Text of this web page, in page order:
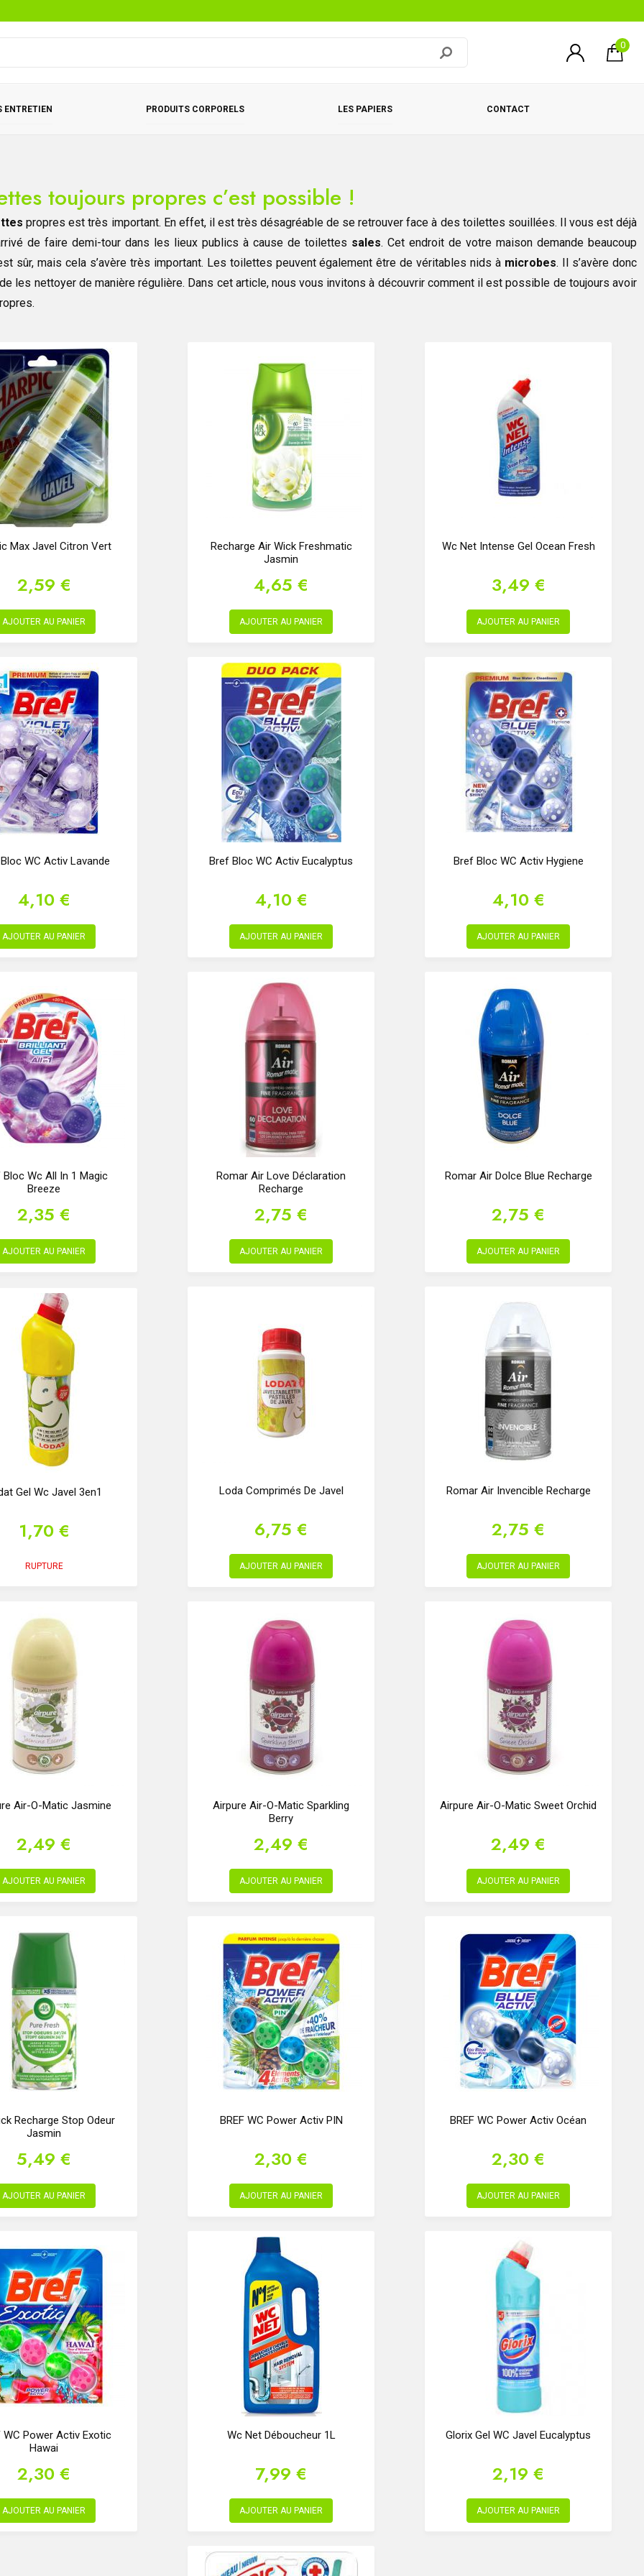
0
ENTRETIEN PRODUITS CORPORELS LES PAPIERS CONTACT
toujours propres c’est possible !
propres est très important. En effet, il est très désagréable de se retrouver face à des toilettes souillées. Il vous est déjà
de faire demi-tour dans les lieux publics à cause de toilettes sales. Cet endroit de votre maison demande beaucoup
sûr, mais cela s’avère très important. Les toilettes peuvent également être de véritables nids à microbes. Il s’avère donc
les nettoyer de manière régulière. Dans cet article, nous vous invitons à découvrir comment il est possible de toujours avoir
Max Javel Citron Vert
2,59 €
AJOUTER AU PANIER
Recharge Air Wick Freshmatic
Jasmin
4,65 €
AJOUTER AU PANIER
Wc Net Intense Gel Ocean Fresh
3,49 €
AJOUTER AU PANIER
WC Activ Lavande
4,10 €
AJOUTER AU PANIER
Bref Bloc WC Activ Eucalyptus
4,10 €
AJOUTER AU PANIER
Bref Bloc WC Activ Hygiene
4,10 €
AJOUTER AU PANIER
Bloc Wc All In 1 Magic
Breeze
2,35 €
AJOUTER AU PANIER
Romar Air Love Déclaration
Recharge
2,75 €
AJOUTER AU PANIER
Romar Air Dolce Blue Recharge
2,75 €
AJOUTER AU PANIER
Gel Wc Javel 3en1
1,70 €
RUPTURE
Loda Comprimés De Javel
6,75 €
AJOUTER AU PANIER
Romar Air Invencible Recharge
2,75 €
AJOUTER AU PANIER
Air-O-Matic Jasmine
2,49 €
AJOUTER AU PANIER
Airpure Air-O-Matic Sparkling
Berry
2,49 €
AJOUTER AU PANIER
Airpure Air-O-Matic Sweet Orchid
2,49 €
AJOUTER AU PANIER
Recharge Stop Odeur
Jasmin
5,49 €
AJOUTER AU PANIER
BREF WC Power Activ PIN
2,30 €
AJOUTER AU PANIER
BREF WC Power Activ Océan
2,30 €
AJOUTER AU PANIER
WC Power Activ Exotic
Hawai
2,30 €
AJOUTER AU PANIER
Wc Net Déboucheur 1L
7,99 €
AJOUTER AU PANIER
Glorix Gel WC Javel Eucalyptus
2,19 €
AJOUTER AU PANIER